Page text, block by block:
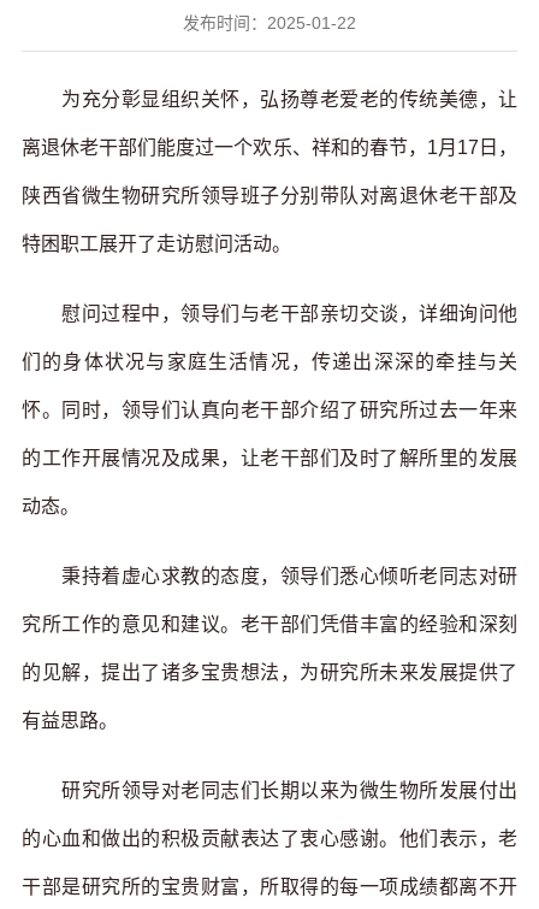
发布时间：2025-01-22
为充分彰显组织关怀，弘扬尊老爱老的传统美德，让
离退休老干部们能度过一个欢乐、祥和的春节，1月17日，
陕西省微生物研究所领导班子分别带队对离退休老干部及
特困职工展开了走访慰问活动。
慰问过程中，领导们与老干部亲切交谈，详细询问他
们的身体状况与家庭生活情况，传递出深深的牵挂与关
怀。同时，领导们认真向老干部介绍了研究所过去一年来
的工作开展情况及成果，让老干部们及时了解所里的发展
动态。
秉持着虚心求教的态度，领导们悉心倾听老同志对研
究所工作的意见和建议。老干部们凭借丰富的经验和深刻
的见解，提出了诸多宝贵想法，为研究所未来发展提供了
有益思路。
研究所领导对老同志们长期以来为微生物所发展付出
的心血和做出的积极贡献表达了衷心感谢。他们表示，老
干部是研究所的宝贵财富，所取得的每一项成绩都离不开